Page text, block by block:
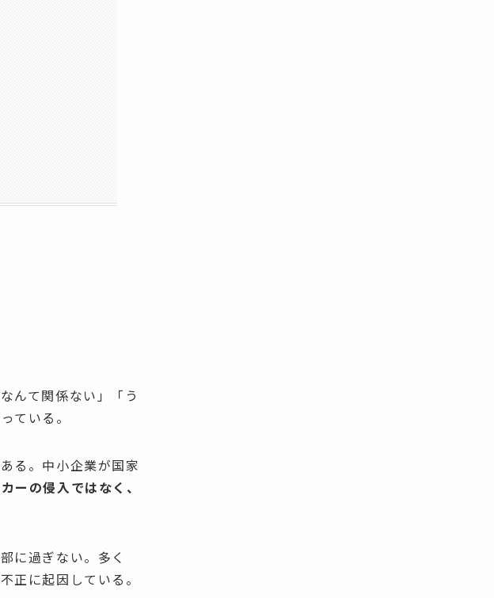
んて関係ない」「う
ている。
る。中小企業が国家
ーの侵入ではなく、
に過ぎない。多く
正に起因している。